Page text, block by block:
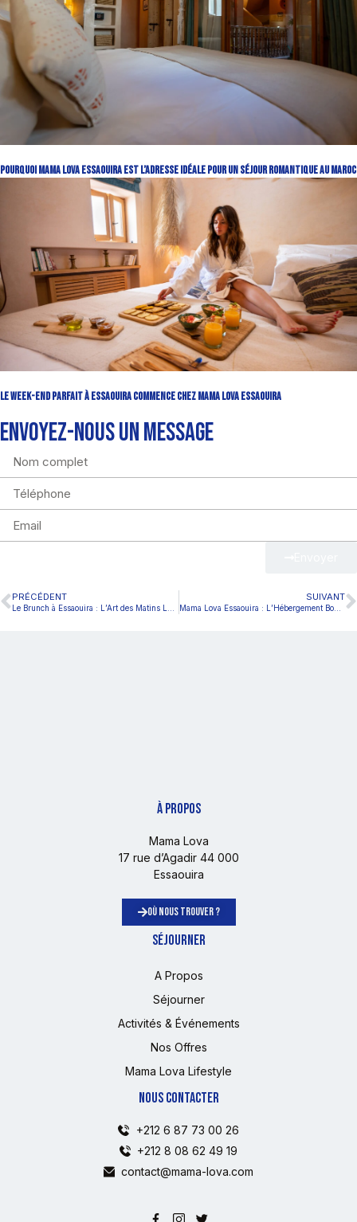
Pourquoi Mama Lova Essaouira Est l’Adresse Idéale Pour un Séjour Romantique au Maroc
Le Week-end Parfait à Essaouira Commence Chez Mama Lova Essaouira
ENVOYEZ-NOUS UN MESSAGE
PRÉCÉDENT
Le Brunch à Essaouira : L’Art des Matins Lents chez Mama Lova Essaouira
SUIVANT
Mama Lova Essaouira : L’Hébergement Boutique Qui Réinvente l’Art de Vivre Côtier au Maroc
À PROPOS
Mama Lova
17 rue d’Agadir 44 000
Essaouira
OÙ NOUS TROUVER ?
SÉJOURNER
A Propos
Séjourner
Activités & Événements
Nos Offres
Mama Lova Lifestyle
NOUS CONTACTER
+212 6 87 73 00 26
+212 8 08 62 49 19
contact@mama-lova.com